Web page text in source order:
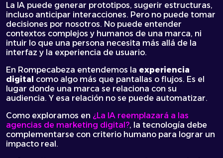
La IA puede generar prototipos, sugerir estructuras,
incluso anticipar interacciones. Pero no puede tomar
decisiones por nosotros. No puede entender
contextos complejos y humanos de una marca, ni
intuir lo que una persona necesita más allá de la
interfaz y la experiencia de usuario.
En Rompecabeza entendemos la experiencia
digital como algo más que pantallas o flujos. Es el
lugar donde una marca se relaciona con su
audiencia. Y esa relación no se puede automatizar.
Como exploramos en ¿La IA reemplazará a las
agencias de marketing digital?, la tecnología debe
complementarse con criterio humano para lograr un
impacto real.